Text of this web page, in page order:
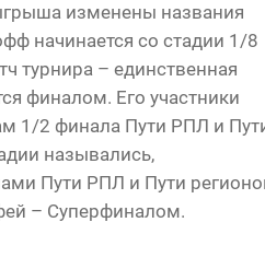
изменены названия
начинается со стадии 1/8
турнира – единственная
финалом. Его участники
1/2 финала Пути РПЛ и
назывались,
Пути РПЛ и Пути
– Суперфиналом.